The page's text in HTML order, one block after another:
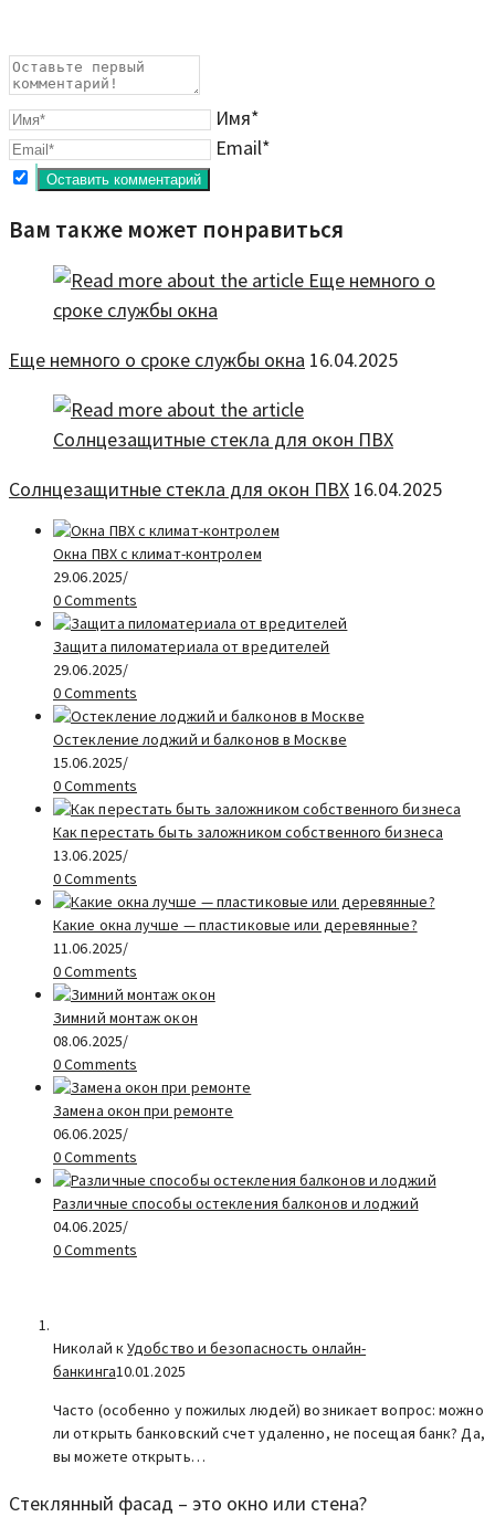
Имя*
Email*
Вам также может понравиться
Еще немного о сроке службы окна 16.04.2025
Солнцезащитные стекла для окон ПВХ 16.04.2025
Окна ПВХ с климат-контролем
29.06.2025/
0 Comments
Защита пиломатериала от вредителей
29.06.2025/
0 Comments
Остекление лоджий и балконов в Москве
15.06.2025/
0 Comments
Как перестать быть заложником собственного бизнеса
13.06.2025/
0 Comments
Какие окна лучше — пластиковые или деревянные?
11.06.2025/
0 Comments
Зимний монтаж окон
08.06.2025/
0 Comments
Замена окон при ремонте
06.06.2025/
0 Comments
Различные способы остекления балконов и лоджий
04.06.2025/
0 Comments
Николай к Удобство и безопасность онлайн-
банкинга10.01.2025
Часто (особенно у пожилых людей) возникает вопрос: можно
ли открыть банковский счет удаленно, не посещая банк? Да,
вы можете открыть…
Стеклянный фасад – это окно или стена?